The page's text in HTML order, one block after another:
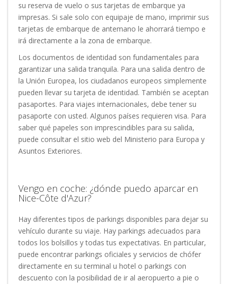
su reserva de vuelo o sus tarjetas de embarque ya
impresas. Si sale solo con equipaje de mano, imprimir sus
tarjetas de embarque de antemano le ahorrará tiempo e
irá directamente a la zona de embarque.
Los documentos de identidad son fundamentales para
garantizar una salida tranquila. Para una salida dentro de
la Unión Europea, los ciudadanos europeos simplemente
pueden llevar su tarjeta de identidad. También se aceptan
pasaportes. Para viajes internacionales, debe tener su
pasaporte con usted. Algunos países requieren visa. Para
saber qué papeles son imprescindibles para su salida,
puede consultar el sitio web del Ministerio para Europa y
Asuntos Exteriores.
Vengo en coche: ¿dónde puedo aparcar en
Nice-Côte d'Azur?
Hay diferentes tipos de parkings disponibles para dejar su
vehículo durante su viaje. Hay parkings adecuados para
todos los bolsillos y todas tus expectativas. En particular,
puede encontrar parkings oficiales y servicios de chófer
directamente en su terminal u hotel o parkings con
descuento con la posibilidad de ir al aeropuerto a pie o